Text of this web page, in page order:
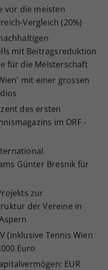
vor die meisten
Vergleich (20%)
mit Beitragsreduktion
für die Meisterschaft
mit einer grossen
des ersten
im ORF -
Günter Bresnik für
zur
der Vereine in
(inklusive Tennis Wien
Euro
EUR